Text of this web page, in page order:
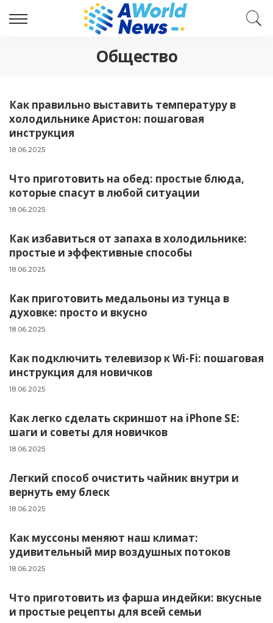
Общество
Как правильно выставить температуру в
холодильнике Аристон: пошаговая
инструкция
18.06.2025
Что приготовить на обед: простые блюда,
которые спасут в любой ситуации
18.06.2025
Как избавиться от запаха в холодильнике:
простые и эффективные способы
18.06.2025
Как приготовить медальоны из тунца в
духовке: просто и вкусно
18.06.2025
Как подключить телевизор к Wi-Fi: пошаговая
инструкция для новичков
18.06.2025
Как легко сделать скриншот на iPhone SE:
шаги и советы для новичков
18.06.2025
Легкий способ очистить чайник внутри и
вернуть ему блеск
18.06.2025
Как муссоны меняют наш климат:
удивительный мир воздушных потоков
18.06.2025
Что приготовить из фарша индейки: вкусные
и простые рецепты для всей семьи